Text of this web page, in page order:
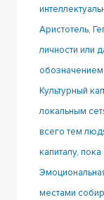
Аристотель,
личности или
Культурный
локальным
всего тем
капиталу,
местами